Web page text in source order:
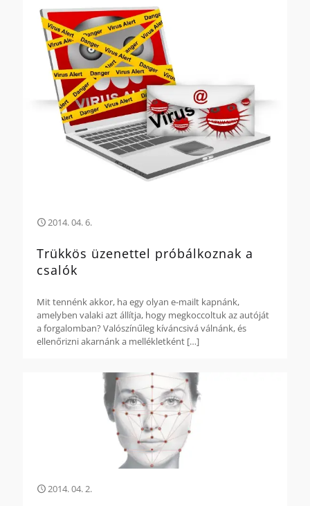
2014. 04. 6.
Trükkös üzenettel próbálkoznak a
csalók
Mit tennénk akkor, ha egy olyan e-mailt kapnánk,
amelyben valaki azt állítja, hogy megkoccoltuk az autóját
a forgalomban? Valószínűleg kíváncsivá válnánk, és
ellenőrizni akarnánk a mellékletként […]
2014. 04. 2.